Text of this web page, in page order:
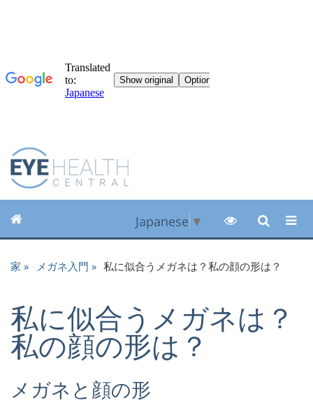
Japanese ▼
家 メガネ入門 私に似合うメガネは？私の顔の形は？
私に似合うメガネは？
私の顔の形は？
メガネと顔の形